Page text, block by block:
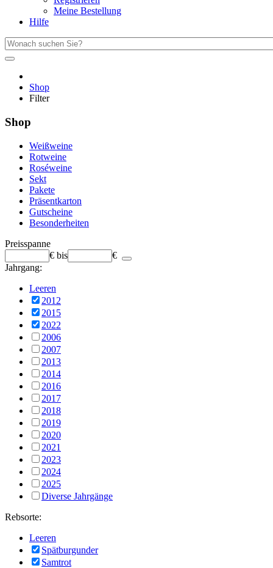
Meine Bestellung
Hilfe
Shop
Filter
Shop
Weißweine
Rotweine
Roséweine
Sekt
Pakete
Präsentkarton
Gutscheine
Besonderheiten
Preisspanne
€ bis
€
Jahrgang:
Leeren
2012
2015
2022
2006
2007
2013
2014
2016
2017
2018
2019
2020
2021
2023
2024
2025
Diverse Jahrgänge
Rebsorte:
Leeren
Spätburgunder
Samtrot